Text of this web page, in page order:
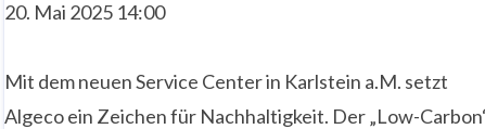
20. Mai 2025 14:00
Mit dem neuen Service Center in Karlstein a.M. setzt
Algeco ein Zeichen für Nachhaltigkeit. Der „Low-